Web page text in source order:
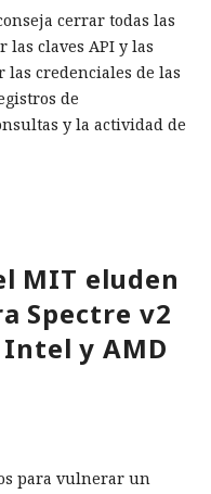
cerrar todas las
las claves API y las
credenciales de las
de
y la actividad de
la IA la
orden:
nuevo
MIT eluden
Spectre v2
y AMD
para vulnerar un